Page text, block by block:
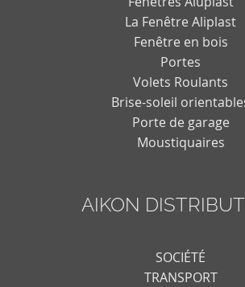
La Fenêtre Aliplast
Fenêtre en bois
Portes
Volets Roulants
Brise-soleil
Porte de garage
Moustiquaires
AIKON
SOCIÉTÉ
TRANSPORT